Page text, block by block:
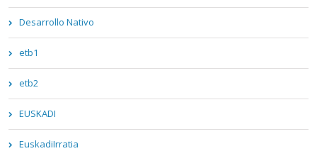
Desarrollo Nativo
etb1
etb2
EUSKADI
EuskadiIrratia